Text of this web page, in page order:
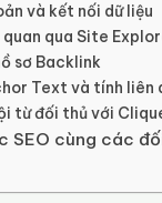
và kết nối dữ liệu
qua Site
sơ Backlink
Text và tính liên
từ đối thủ với
cùng các